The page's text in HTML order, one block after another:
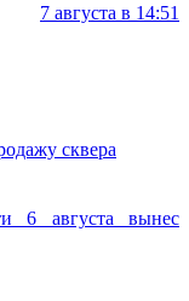
7 августа в 14:51
сквера
6 августа вынес